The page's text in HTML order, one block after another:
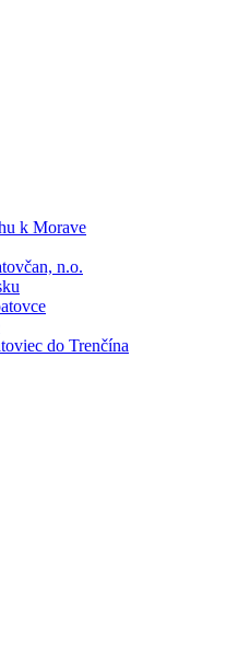
k Morave
n.o.
do Trenčína